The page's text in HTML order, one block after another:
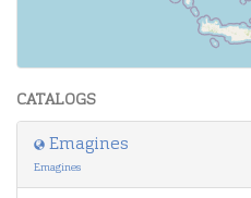
CATALOGS
Emagines
Emagines